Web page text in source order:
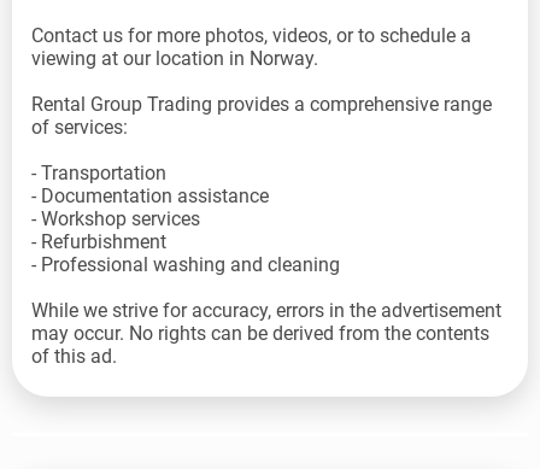
Contact us for more photos, videos, or to schedule a
viewing at our location in Norway.
Rental Group Trading provides a comprehensive range
of services:
- Transportation
- Documentation assistance
- Workshop services
- Refurbishment
- Professional washing and cleaning
While we strive for accuracy, errors in the advertisement
may occur. No rights can be derived from the contents
of this ad.